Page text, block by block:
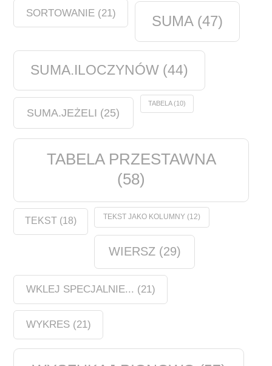
SORTOWANIE(21) SUMA(47)
SUMA.ILOCZYNÓW (44)
SUMA.JEŻELI (25)
TABELA(10)
TABELA PRZESTAWNA
(58)
TEKST (18) TEKST JAKO KOLUMNY(12)
WIERSZ(29)
WKLEJ SPECJALNIE... (21)
WYKRES(21)